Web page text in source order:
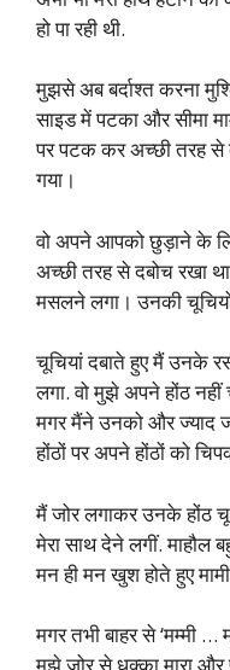
हो पा रही थी.
मुझसे अब बर्दाश्त करना
साइड में पटका और सीमा
पर पटक कर अच्छी तरह
गया।
वो अपने आपको छुड़ाने के
अच्छी तरह से दबोच रखा
मसलने लगा। उनकी
चूचियां दबाते हुए मैं उनके
लगा. वो मुझे अपने होंठ
मगर मैंने उनको और ज्याद
होंठों पर अपने होंठों को
मैं जोर लगाकर उनके होंठ
मेरा साथ देने लगीं. माहौल
मन ही मन खुश होते हुए
मगर तभी बाहर से ‘मम्मी